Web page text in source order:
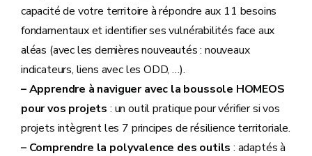
capacité de votre territoire à répondre aux 11 besoins
fondamentaux et identifier ses vulnérabilités face aux
aléas (avec les dernières nouveautés : nouveaux
indicateurs, liens avec les ODD, …).
– Apprendre à naviguer avec la boussole HOMEOS
pour vos projets : un outil pratique pour vérifier si vos
projets intègrent les 7 principes de résilience territoriale.
– Comprendre la polyvalence des outils : adaptés à